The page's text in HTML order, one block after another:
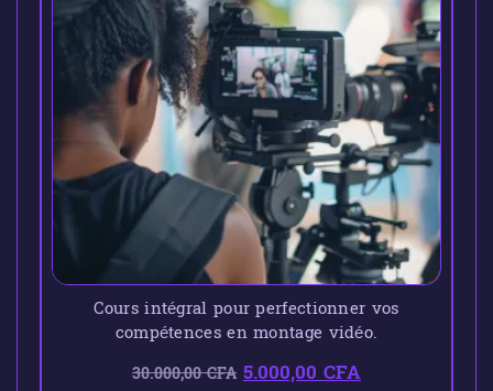
Cours intégral pour perfectionner vos
compétences en montage vidéo.
30.000,00CFA 5.000,00CFA